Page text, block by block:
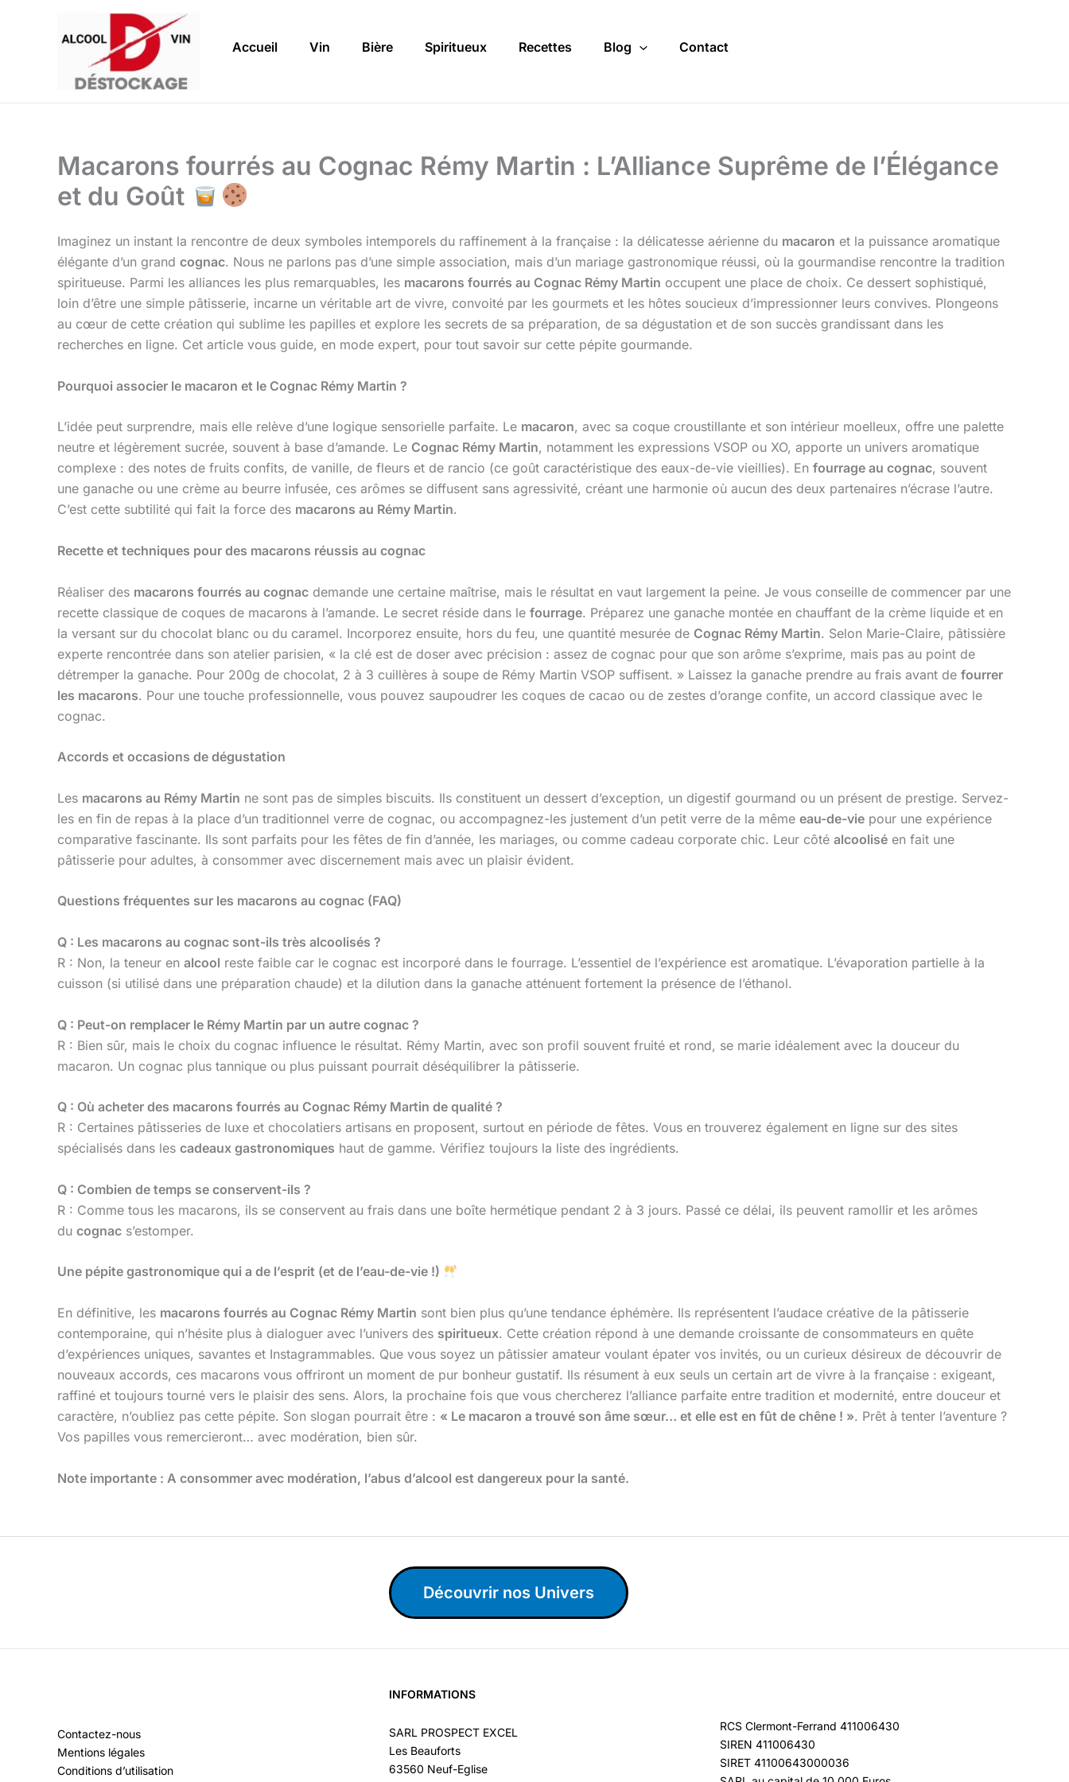
Accueil Vin Bière Spiritueux Recettes Blog Contact
Macarons fourrés au Cognac Rémy Martin : L’Alliance Suprême de l’Élégance
et du Goût
Imaginez un instant la rencontre de deux symboles intemporels du raffinement à la française : la délicatesse aérienne du macaron et la puissance aromatique
élégante d’un grand cognac. Nous ne parlons pas d’une simple association, mais d’un mariage gastronomique réussi, où la gourmandise rencontre la tradition
spiritueuse. Parmi les alliances les plus remarquables, les macarons fourrés au Cognac Rémy Martin occupent une place de choix. Ce dessert sophistiqué,
loin d’être une simple pâtisserie, incarne un véritable art de vivre, convoité par les gourmets et les hôtes soucieux d’impressionner leurs convives. Plongeons
au cœur de cette création qui sublime les papilles et explore les secrets de sa préparation, de sa dégustation et de son succès grandissant dans les
recherches en ligne. Cet article vous guide, en mode expert, pour tout savoir sur cette pépite gourmande.
Pourquoi associer le macaron et le Cognac Rémy Martin ?
L’idée peut surprendre, mais elle relève d’une logique sensorielle parfaite. Le macaron, avec sa coque croustillante et son intérieur moelleux, offre une palette
neutre et légèrement sucrée, souvent à base d’amande. Le Cognac Rémy Martin, notamment les expressions VSOP ou XO, apporte un univers aromatique
complexe : des notes de fruits confits, de vanille, de fleurs et de rancio (ce goût caractéristique des eaux-de-vie vieillies). En fourrage au cognac, souvent
une ganache ou une crème au beurre infusée, ces arômes se diffusent sans agressivité, créant une harmonie où aucun des deux partenaires n’écrase l’autre.
C’est cette subtilité qui fait la force des macarons au Rémy Martin.
Recette et techniques pour des macarons réussis au cognac
Réaliser des macarons fourrés au cognac demande une certaine maîtrise, mais le résultat en vaut largement la peine. Je vous conseille de commencer par une
recette classique de coques de macarons à l’amande. Le secret réside dans le fourrage. Préparez une ganache montée en chauffant de la crème liquide et en
la versant sur du chocolat blanc ou du caramel. Incorporez ensuite, hors du feu, une quantité mesurée de Cognac Rémy Martin. Selon Marie-Claire, pâtissière
experte rencontrée dans son atelier parisien, « la clé est de doser avec précision : assez de cognac pour que son arôme s’exprime, mais pas au point de
détremper la ganache. Pour 200g de chocolat, 2 à 3 cuillères à soupe de Rémy Martin VSOP suffisent. » Laissez la ganache prendre au frais avant de fourrer
les macarons. Pour une touche professionnelle, vous pouvez saupoudrer les coques de cacao ou de zestes d’orange confite, un accord classique avec le
cognac.
Accords et occasions de dégustation
Les macarons au Rémy Martin ne sont pas de simples biscuits. Ils constituent un dessert d’exception, un digestif gourmand ou un présent de prestige. Servez-
les en fin de repas à la place d’un traditionnel verre de cognac, ou accompagnez-les justement d’un petit verre de la même eau-de-vie pour une expérience
comparative fascinante. Ils sont parfaits pour les fêtes de fin d’année, les mariages, ou comme cadeau corporate chic. Leur côté alcoolisé en fait une
pâtisserie pour adultes, à consommer avec discernement mais avec un plaisir évident.
Questions fréquentes sur les macarons au cognac (FAQ)
Q : Les macarons au cognac sont-ils très alcoolisés ?
R : Non, la teneur en alcool reste faible car le cognac est incorporé dans le fourrage. L’essentiel de l’expérience est aromatique. L’évaporation partielle à la
cuisson (si utilisé dans une préparation chaude) et la dilution dans la ganache atténuent fortement la présence de l’éthanol.
Q : Peut-on remplacer le Rémy Martin par un autre cognac ?
R : Bien sûr, mais le choix du cognac influence le résultat. Rémy Martin, avec son profil souvent fruité et rond, se marie idéalement avec la douceur du
macaron. Un cognac plus tannique ou plus puissant pourrait déséquilibrer la pâtisserie.
Q : Où acheter des macarons fourrés au Cognac Rémy Martin de qualité ?
R : Certaines pâtisseries de luxe et chocolatiers artisans en proposent, surtout en période de fêtes. Vous en trouverez également en ligne sur des sites
spécialisés dans les cadeaux gastronomiques haut de gamme. Vérifiez toujours la liste des ingrédients.
Q : Combien de temps se conservent-ils ?
R : Comme tous les macarons, ils se conservent au frais dans une boîte hermétique pendant 2 à 3 jours. Passé ce délai, ils peuvent ramollir et les arômes
du cognac s’estomper.
Une pépite gastronomique qui a de l’esprit (et de l’eau-de-vie !)
En définitive, les macarons fourrés au Cognac Rémy Martin sont bien plus qu’une tendance éphémère. Ils représentent l’audace créative de la pâtisserie
contemporaine, qui n’hésite plus à dialoguer avec l’univers des spiritueux. Cette création répond à une demande croissante de consommateurs en quête
d’expériences uniques, savantes et Instagrammables. Que vous soyez un pâtissier amateur voulant épater vos invités, ou un curieux désireux de découvrir de
nouveaux accords, ces macarons vous offriront un moment de pur bonheur gustatif. Ils résument à eux seuls un certain art de vivre à la française : exigeant,
raffiné et toujours tourné vers le plaisir des sens. Alors, la prochaine fois que vous chercherez l’alliance parfaite entre tradition et modernité, entre douceur et
caractère, n’oubliez pas cette pépite. Son slogan pourrait être : « Le macaron a trouvé son âme sœur… et elle est en fût de chêne ! ». Prêt à tenter l’aventure ?
Vos papilles vous remercieront… avec modération, bien sûr.
Note importante : A consommer avec modération, l’abus d’alcool est dangereux pour la santé.
Découvrir nos Univers
Contactez-nous
Mentions légales
Conditions d’utilisation
INFORMATIONS
SARL PROSPECT EXCEL
Les Beauforts
63560 Neuf-Eglise
RCS Clermont-Ferrand 411006430
SIREN 411006430
SIRET 41100643000036